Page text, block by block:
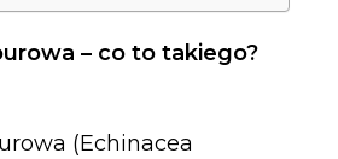
– co to takiego?
(Echinacea